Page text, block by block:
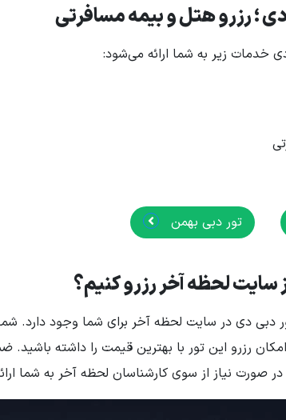
؛ رزرو هتل و بیمه مسافرتی
خدمات زیر به شما ارائه می‌شود:
تور دبی بهمن
سایت لحظه آخر رزرو کنیم؟
دبی دی در سایت لحظه آخر برای شما وجود دارد.
رزرو این تور با بهترین قیمت را داشته
صورت نیاز از سوی کارشناسان لحظه آخر به شما